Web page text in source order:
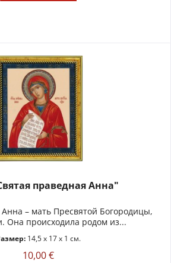
праведная Анна"
– мать Пресвятой Богородицы,
Она происходила родом из...
14,5 x 17 x 1 см.
10,00 €